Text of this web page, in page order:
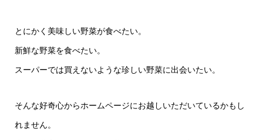
とにかく美味しい野菜が食べたい。
新鮮な野菜を食べたい。
スーパーでは買えないような珍しい野菜に出会いたい。
そんな好奇心からホームページにお越しいただいているかもし
れません。